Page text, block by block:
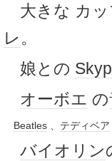
大きな カッ
レ 。
娘との
オーボエ の
Beatles 、 テディベア
バイオリン